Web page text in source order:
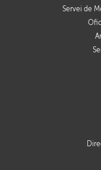
Servei de